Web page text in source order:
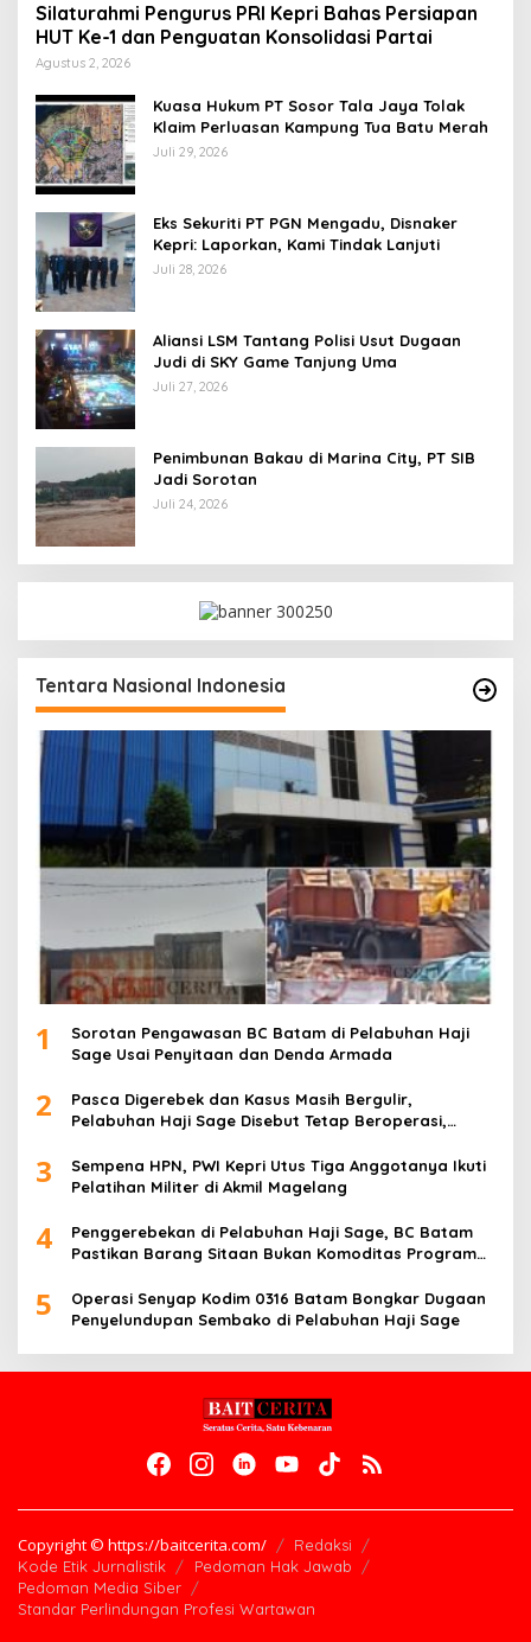
Silaturahmi Pengurus PRI Kepri Bahas Persiapan
HUT Ke-1 dan Penguatan Konsolidasi Partai
Agustus 2, 2026
Kuasa Hukum PT Sosor Tala Jaya Tolak
Klaim Perluasan Kampung Tua Batu Merah
Juli 29, 2026
Eks Sekuriti PT PGN Mengadu, Disnaker
Kepri: Laporkan, Kami Tindak Lanjuti
Juli 28, 2026
Aliansi LSM Tantang Polisi Usut Dugaan
Judi di SKY Game Tanjung Uma
Juli 27, 2026
Penimbunan Bakau di Marina City, PT SIB
Jadi Sorotan
Juli 24, 2026
Tentara Nasional Indonesia
1
Sorotan Pengawasan BC Batam di Pelabuhan Haji
Sage Usai Penyitaan dan Denda Armada
2
Pasca Digerebek dan Kasus Masih Bergulir,
Pelabuhan Haji Sage Disebut Tetap Beroperasi,
3
Sempena HPN, PWI Kepri Utus Tiga Anggotanya Ikuti
Pelatihan Militer di Akmil Magelang
4
Penggerebekan di Pelabuhan Haji Sage, BC Batam
Pastikan Barang Sitaan Bukan Komoditas Program
5
Operasi Senyap Kodim 0316 Batam Bongkar Dugaan
Penyelundupan Sembako di Pelabuhan Haji Sage
Copyright © https://baitcerita.com/
Redaksi
Kode Etik Jurnalistik
Pedoman Hak Jawab
Pedoman Media Siber
Standar Perlindungan Profesi Wartawan